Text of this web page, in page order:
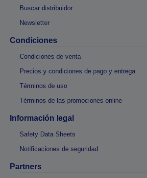
Buscar distribuidor
Newsletter
Condiciones
Condiciones de venta
Precios y condiciones de pago y entrega
Términos de uso
Términos de las promociones online
Información legal
Safety Data Sheets
Notificaciones de seguridad
Partners